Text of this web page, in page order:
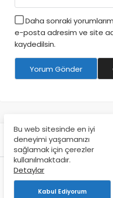
Daha sonraki
e-posta adresim ve site
kaydedilsin.
Yorum Gönder
© Copyright 2018-
Bu web sitesinde en iyi
deneyimi yaşamanızı
sağlamak için çerezler
kullanılmaktadır.
Detaylar
Kabul Ediyorum